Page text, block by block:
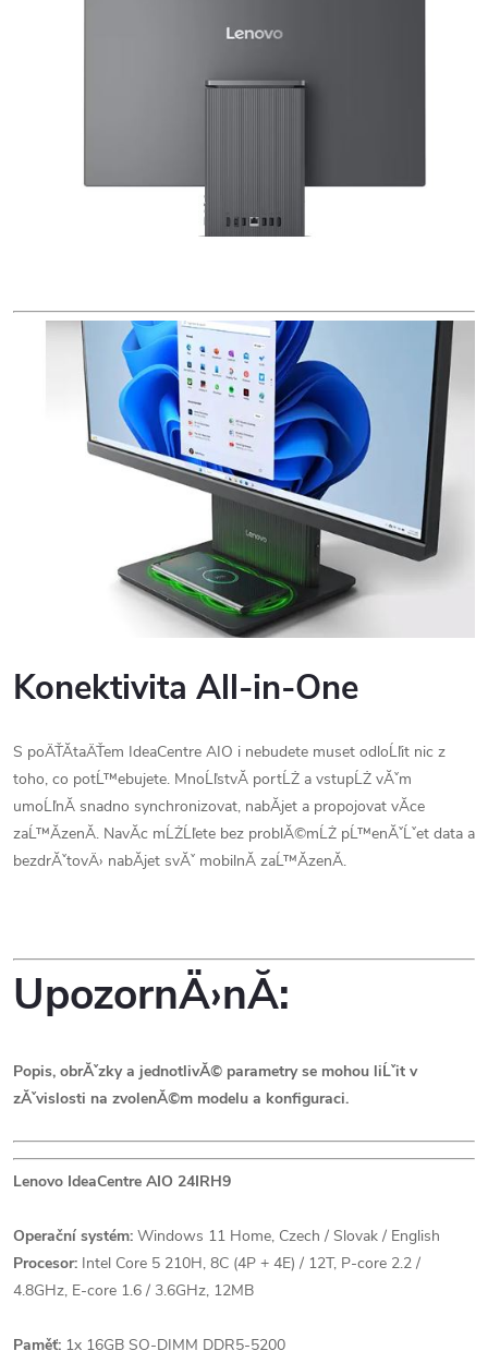
Konektivita All-in-One
S poÄŤĂ­taÄŤem IdeaCentre AIO i nebudete muset odloĹľit nic z
toho, co potĹ™ebujete. MnoĹľstvĂ­ portĹŻ a vstupĹŻ vĂˇm
umoĹľnĂ­ snadno synchronizovat, nabĂ­jet a propojovat vĂ­ce
zaĹ™Ă­zenĂ­. NavĂ­c mĹŻĹľete bez problĂ©mĹŻ pĹ™enĂˇĹˇet data a
bezdrĂˇtovÄ› nabĂ­jet svĂˇ mobilnĂ­ zaĹ™Ă­zenĂ­.
UpozornÄ›nĂ­:
Popis, obrĂˇzky a jednotlivĂ© parametry se mohou liĹˇit v
zĂˇvislosti na zvolenĂ©m modelu a konfiguraci.
Lenovo IdeaCentre AIO 24IRH9
Operační systém: Windows 11 Home, Czech / Slovak / English
Procesor: Intel Core 5 210H, 8C (4P + 4E) / 12T, P-core 2.2 /
4.8GHz, E-core 1.6 / 3.6GHz, 12MB
Paměť: 1x 16GB SO-DIMM DDR5-5200